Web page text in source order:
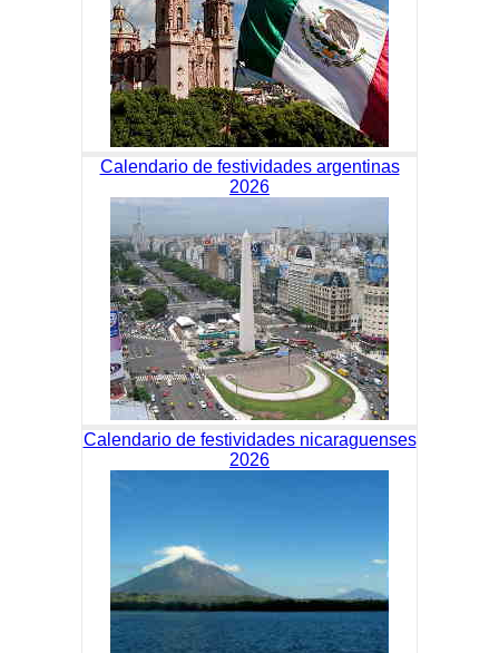
Calendario de festividades argentinas
2026
Calendario de festividades nicaraguenses
2026